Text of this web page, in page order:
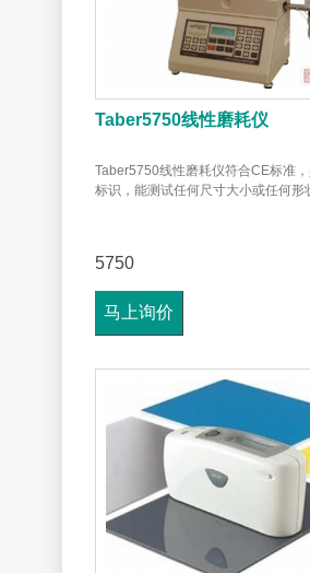
Taber5750线性磨耗仪
Taber5750线性磨耗仪符合CE标准
标识，能测试任何尺寸大小或任何形
5750
马上询价